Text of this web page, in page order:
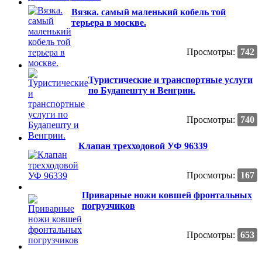
Вязка. самый маленький кобель той
терьера в москве.
Просмотры: 742
Туристические и транспортные услуги
по Будапешту и Венгрии.
Просмотры: 740
Клапан трехходовой УФ 96339
Просмотры:
167
Приварные ножи ковшей фронтальных
погрузчиков
Просмотры: 653